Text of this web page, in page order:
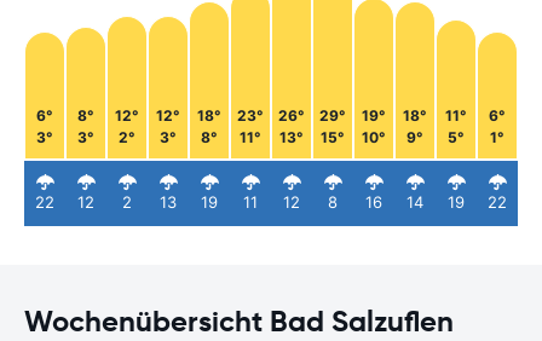
6°
3°
22
8°
3°
12
12°
2°
2
12°
3°
13
18°
8°
19
23°
11°
11
26°
13°
12
29°
15°
8
19°
10°
16
18°
9°
14
11°
5°
19
6°
1°
22
Wochenübersicht Bad Salzuflen